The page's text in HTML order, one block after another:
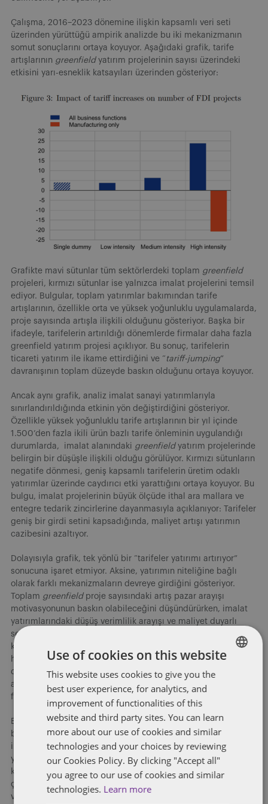
Çalışma, 2016–2023 dönemine ilişkin kapsamlı veri seti
üzerinden yürüttüğü ampirik analizde bu iki mekanizmanın
somut sonuçlarını ortaya koyuyor. Aşağıdaki grafik, tarife
artışlarının greenfieldyatırım projelerinin sayısı üzerindeki
etkisini yarı-esneklik katsayıları üzerinden gösteriyor:
Grafikte mavi sütunlar tüm sektörlerdeki toplam greenfield
projeleri, kırmızı sütunlar ise yalnızca imalat projelerini temsil
ediyor. Bulgular, toplam yatırımlar bakımından tarife
artışlarının, özellikle orta ve yüksek yoğunluklu uygulamalarda,
proje sayısında artışla ilişkili olduğunu gösteriyor. Başka bir
ifadeyle, tarifelerin artırıldığı dönemlerde firmalar daha fazla
greenfield yatırım projesi açıklıyor. Bu sonuç, tarifelerin
ticareti yatırım ile ikame ettirdiğini ve “ tariff-jumping”
davranışının toplam düzeyde baskın olduğunu ortaya koyuyor.
Ancak aynı grafik, analiz imalat sanayi yatırımlarıyla
sınırlandırıldığında etkinin yön değiştirdiğini gösteriyor.
Özellikle yüksek yoğunluklu tarife artışlarının bir yıl içinde
1.500’den fazla ikili ürün bazlı tarife önleminin uygulandığı
durumlarda, imalat alanındaki greenfieldyatırım projelerinde
belirgin bir düşüşle ilişkili olduğu görülüyor. Kırmızı sütunların
negatife dönmesi, geniş kapsamlı tarifelerin üretim odaklı
yatırımlar üzerinde caydırıcı etki yarattığını ortaya koyuyor. Bu
bulgu, imalat projelerinin büyük ölçüde ithal ara mallara ve
entegre tedarik zincirlerine dayanmasıyla açıklanıyor: Tarifeler
geniş bir girdi setini kapsadığında, maliyet artışı yatırımın
cazibesini azaltıyor.
Dolayısıyla grafik, tek yönlü bir “tarifeler yatırımı artırıyor”
sonucuna işaret etmiyor. Aksine, yatırımın niteliğine bağlı
olarak farklı mekanizmaların devreye girdiğini gösteriyor.
Toplam greenfieldproje sayısındaki artış pazar arayışı
motivasyonunun baskın olabileceğini düşündürürken, imalat
yatırımlarındaki düşüş verimlilik arayışı ve maliyet duyarlı
sektörlerde tarifelerin olumsuz etkisinin ağır bastığını ortaya
koyuyor. Bu ayrışma, çalışmanın üçüncü bulgusuna da zemin
hazırlıyor: Sektörler arasında homojen bir etki söz konusu
değil. Nihai mal üretimine odaklı bazı sektörlerde yatırım
artışı gözlemlenirken, ara mallar ve tedarik zinciri yoğun
faaliyetlerde yatırımın gerilediği tespit ediliyor.
Bu çerçevede, rapor tarifelerin yatırım üzerindeki etkisinin
basit bir “korumacı politika yatırım çeker” önermesine
indirgenemeyeceğini gösteriyor. Etki, tarifenin kapsamına,
yoğunluğuna ve sektörün küresel değer zincirlerindeki
konumuna bağlı olarak farklılaşıyor. Tam da bu nedenle
çalışma, tarifelerle yatırım çekme stratejisinin koşullara bağlı
ve potansiyel olarak ters tepebilecek bir politika tercihi
ENGLISH
Use of cookies on this website
This website uses cookies to give you the
best user experience, for analytics, and
improvement of functionalities of this
website and third party sites. You can learn
more about our use of cookies and similar
technologies and your choices by reviewing
our Cookies Policy. By clicking "Accept all"
you agree to our use of cookies and similar
technologies. Learn more